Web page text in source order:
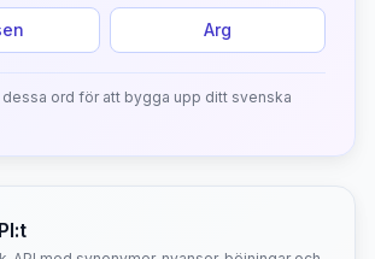
Arg
dessa ord för att bygga upp ditt svenska